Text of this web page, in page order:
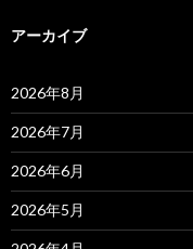
アーカイブ
2026年8月
2026年7月
2026年6月
2026年5月